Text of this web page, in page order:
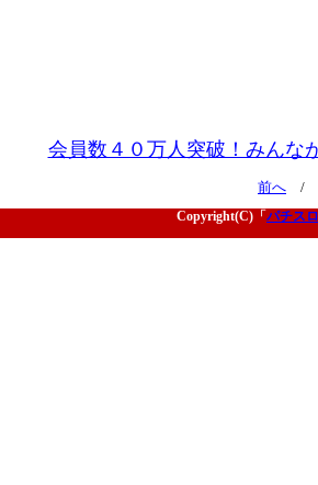
会員数４０万人突破！みんな
前へ /
Copyright(C)「 パチス